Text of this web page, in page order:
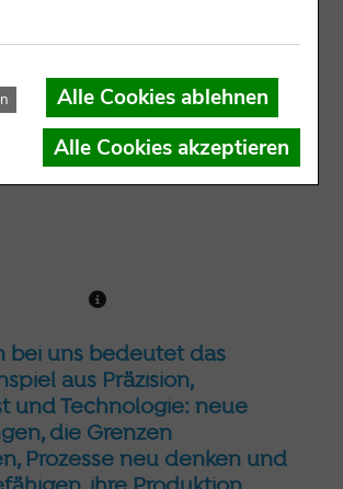
bei uns bedeutet das
aus Präzision,
und Technologie: neue
die Grenzen
Prozesse neu denken und
Alle Cookies ablehnen
Alle Cookies akzeptieren